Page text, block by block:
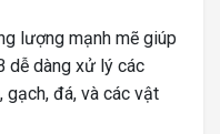
lượng mạnh mẽ giúp
dễ dàng xử lý các
đá, và các vật